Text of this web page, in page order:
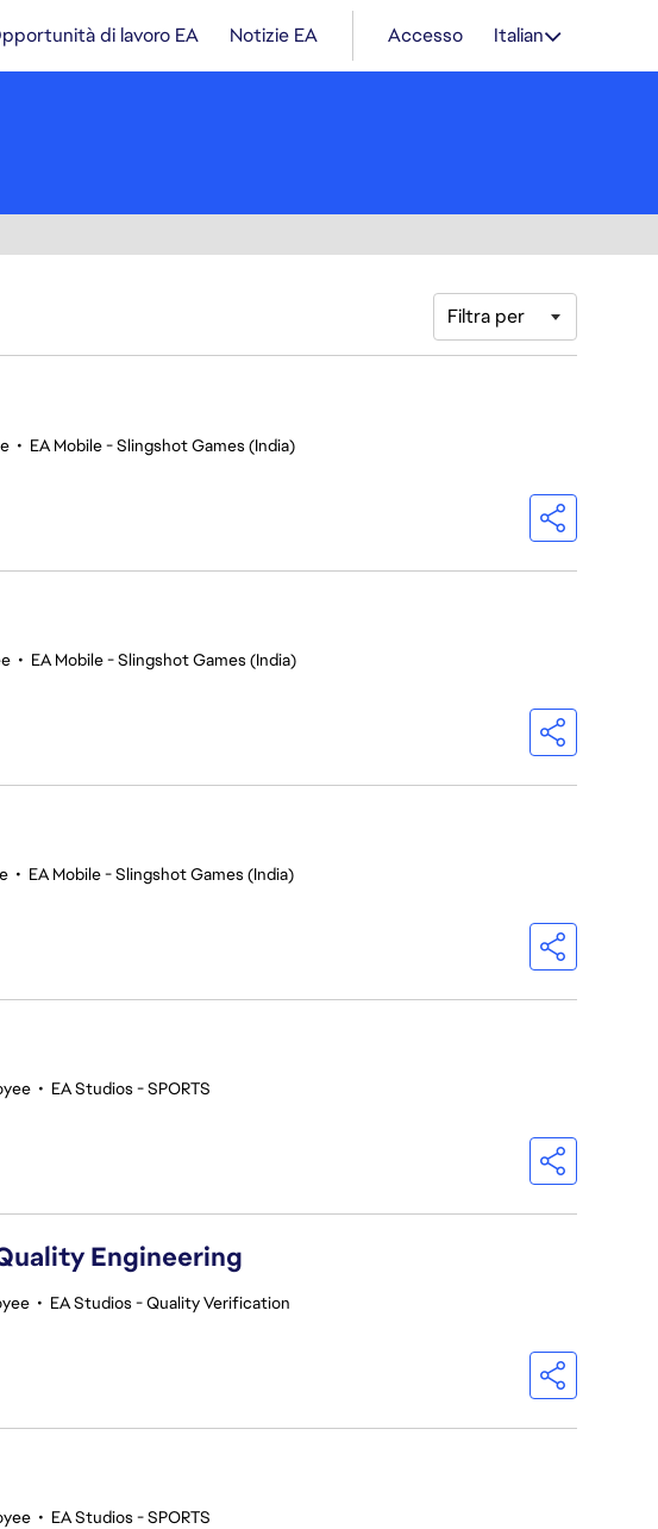
di lavoro EA Notizie EA Accesso Italian
Filtra per
• EA Mobile - Slingshot Games (India)
• EA Mobile - Slingshot Games (India)
• EA Mobile - Slingshot Games (India)
• EA Studios - SPORTS
Engineering
• EA Studios - Quality Verification
• EA Studios - SPORTS